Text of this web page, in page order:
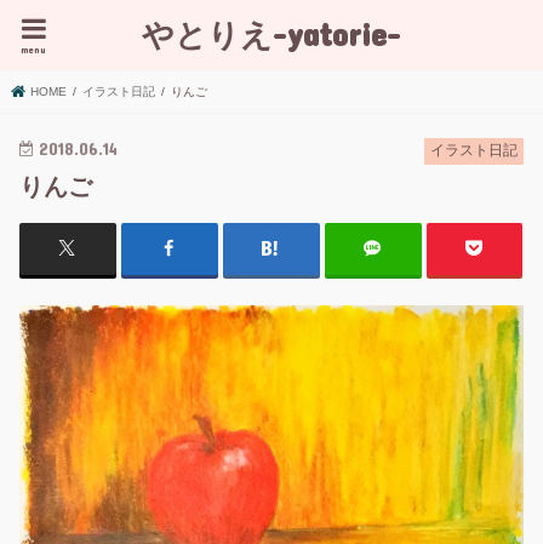
やとりえ-yatorie-
menu
HOME イラスト日記 りんご
イラスト日記
2018.06.14
りんご